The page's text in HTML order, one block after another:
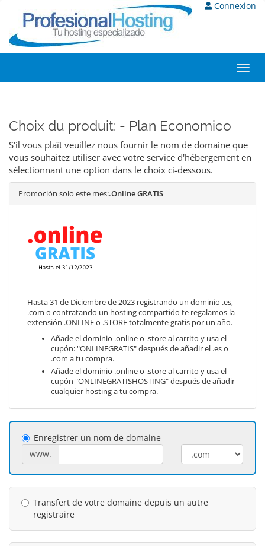
Connexion
Choix du produit: - Plan Economico
S'il vous plaît veuillez nous fournir le nom de domaine que
vous souhaitez utiliser avec votre service d'hébergement en
sélectionnant une option dans le choix ci-dessous.
Promoción solo este mes:.Online GRATIS
Hasta 31 de Diciembre de 2023 registrando un dominio .es,
.com o contratando un hosting compartido te regalamos la
extensión .ONLINE o .STORE totalmente gratis por un año.
Añade el dominio .online o .store al carrito y usa el
cupón: "ONLINEGRATIS" después de añadir el .es o
.com a tu compra.
Añade el dominio .online o .store al carrito y usa el
cupón "ONLINEGRATISHOSTING" después de añadir
cualquier hosting a tu compra.
Enregistrer un nom de domaine
www.
Transfert de votre domaine depuis un autre
registraire